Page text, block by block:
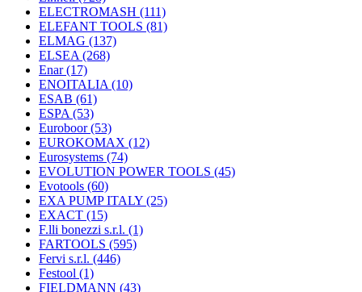
ELECTROMASH (111)
ELEFANT TOOLS (81)
ELMAG (137)
ELSEA (268)
Enar(17)
ENOITALIA (10)
ESAB (61)
ESPA (53)
Euroboor(53)
EUROKOMAX (12)
Eurosystems (74)
EVOLUTION POWER TOOLS (45)
Evotools (60)
EXA PUMP ITALY (25)
EXACT (15)
F.lli bonezzi s.r.l. (1)
FARTOOLS (595)
Fervi s.r.l. (446)
Festool (1)
FIELDMANN (43)